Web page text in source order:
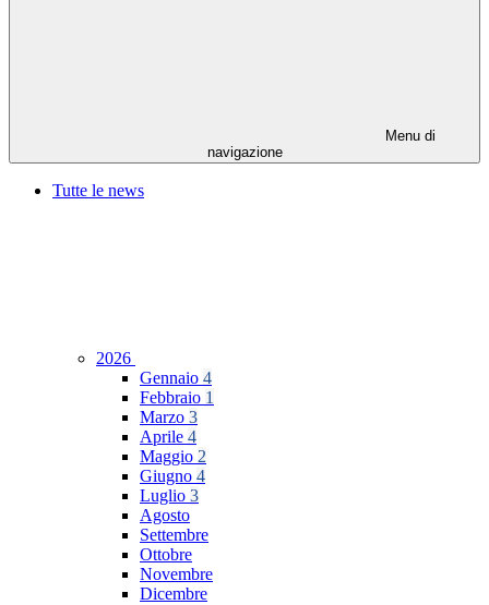
Menu di
navigazione
Tutte le news
2026
Gennaio 4
Febbraio 1
Marzo 3
Aprile 4
Maggio 2
Giugno 4
Luglio 3
Agosto
Settembre
Ottobre
Novembre
Dicembre